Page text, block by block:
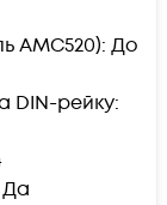
АМС520): До
DIN-рейку:
Да